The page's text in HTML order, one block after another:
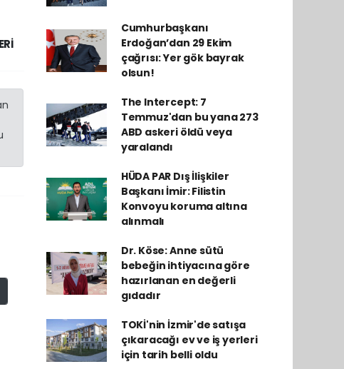
Cumhurbaşkanı
Erdoğan’dan 29 Ekim
çağrısı: Yer gök bayrak
olsun!
The Intercept: 7
Temmuz'dan bu yana 273
ABD askeri öldü veya
yaralandı
HÜDA PAR Dış İlişkiler
Başkanı İmir: Filistin
Konvoyu koruma altına
alınmalı
Dr. Köse: Anne sütü
bebeğin ihtiyacına göre
hazırlanan en değerli
gıdadır
TOKİ'nin İzmir'de satışa
çıkaracağı ev ve iş yerleri
için tarih belli oldu